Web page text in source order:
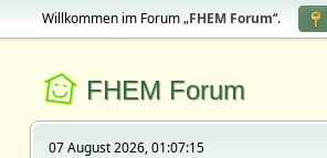
Willkommen im Forum „FHEM Forum“.
FHEM Forum
07 August 2026, 01:07:15